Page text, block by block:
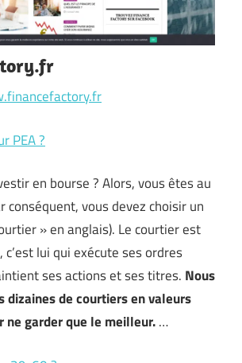
PEA ?
en bourse ? Alors, vous êtes au
conséquent, vous devez choisir un
» en anglais). Le courtier est
c’est lui qui exécute ses ordres
ses actions et ses titres. Nous
dizaines de courtiers en valeurs
ne garder que le meilleur.…